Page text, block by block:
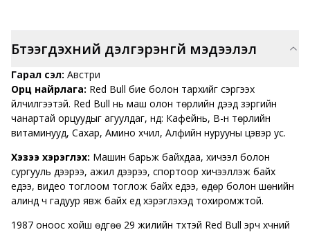
Бүтээгдэхүүний дэлгэрэнгүй мэдээлэл
Гарал үүсэл: Австри
Орц найрлага: Red Bull бие болон тархийг сэргээх
үйлчилгээтэй. Red Bull нь маш олон төрлийн дээд зэргийн
чанартай орцуудыг агуулдаг, үүнд: Кафейнь, B-н төрлийн
витаминууд, Сахар, Амино хүчил, Алфийн нурууны цэвэр ус.
Хэзээ хэрэглэх: Машин барьж байхдаа, хичээл болон
сургууль дээрээ, ажил дээрээ, спортоор хичээллэж байх
үедээ, видео тоглоом тоглож байх үедээ, өдөр болон шөнийн
алинд ч гадуур явж байх үед хэрэглэхэд тохиромжтой.
1987 оноос хойш өдгөө 29 жилийн түүхтэй Red Bull эрч хүчний